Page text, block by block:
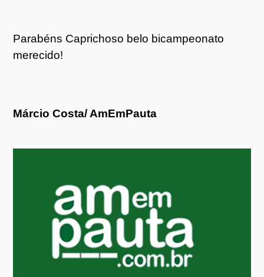
Parabéns Caprichoso belo bicampeonato
merecido!
Márcio Costa/ AmEmPauta